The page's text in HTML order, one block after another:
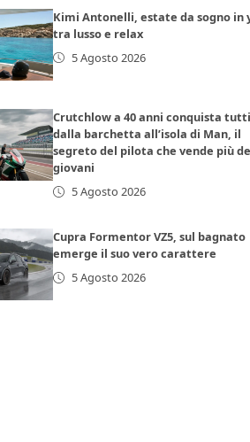
Kimi Antonelli, estate da sogno in
tra lusso e relax
5 Agosto 2026
Crutchlow a 40 anni conquista
dalla barchetta all’isola di Man, il
segreto del pilota che vende più
giovani
5 Agosto 2026
Cupra Formentor VZ5, sul bagnato
emerge il suo vero carattere
5 Agosto 2026